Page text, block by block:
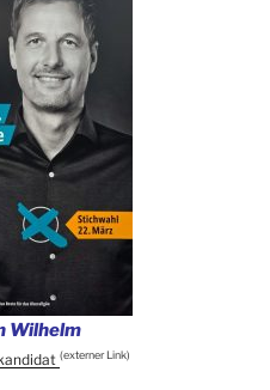
Wilhelm
(externer Link)